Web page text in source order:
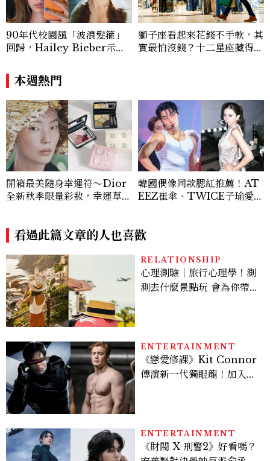
90年代校園風「波浪髮箍」
回歸，Hailey Bieber示範
u髮箍未開賣先爆紅！
獅子座看起來花錢不手軟，其
實最怕沒錢？十二星座藏得最
本週熱門
開箱最美隨身幸運符～Dior
全新秋季限量彩妝，幸運草圖
就沒了！
韓國偶像同款腮紅推薦！AT
EEZ崔傘、TWICE子瑜愛用
看過此篇文章的人也喜歡
RELATIONSHIP
心理測驗｜旅行心理學！測
測去什麼景點玩 會為你帶來
ENTERTAINMENT
《戀愛修課》Kit Connor
傳演新一代獨眼龍！加入新
ENTERTAINMENT
《財閥 X 刑警2》好看嗎？